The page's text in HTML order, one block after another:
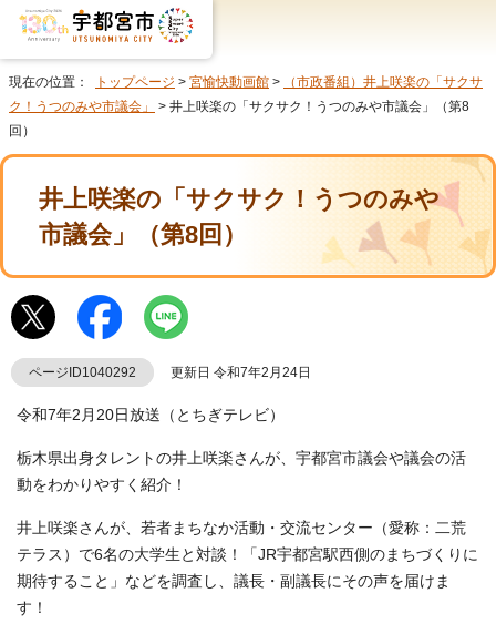
現在の位置： トップページ > 宮愉快動画館 >
（市政番組）井上咲楽の「サクサ
ク！うつのみや市議会」
> 井上咲楽の「サクサク！うつのみや市議会」（第8
回）
井上咲楽の「サクサク！うつのみや
市議会」（第8回）
ページID1040292 更新日 令和7年2月24日
令和7年2月20日放送（とちぎテレビ）
栃木県出身タレントの井上咲楽さんが、宇都宮市議会や議会の活
動をわかりやすく紹介！
井上咲楽さんが、若者まちなか活動・交流センター（愛称：二荒
テラス）で6名の大学生と対談！「JR宇都宮駅西側のまちづくりに
期待すること」などを調査し、議長・副議長にその声を届けま
す！